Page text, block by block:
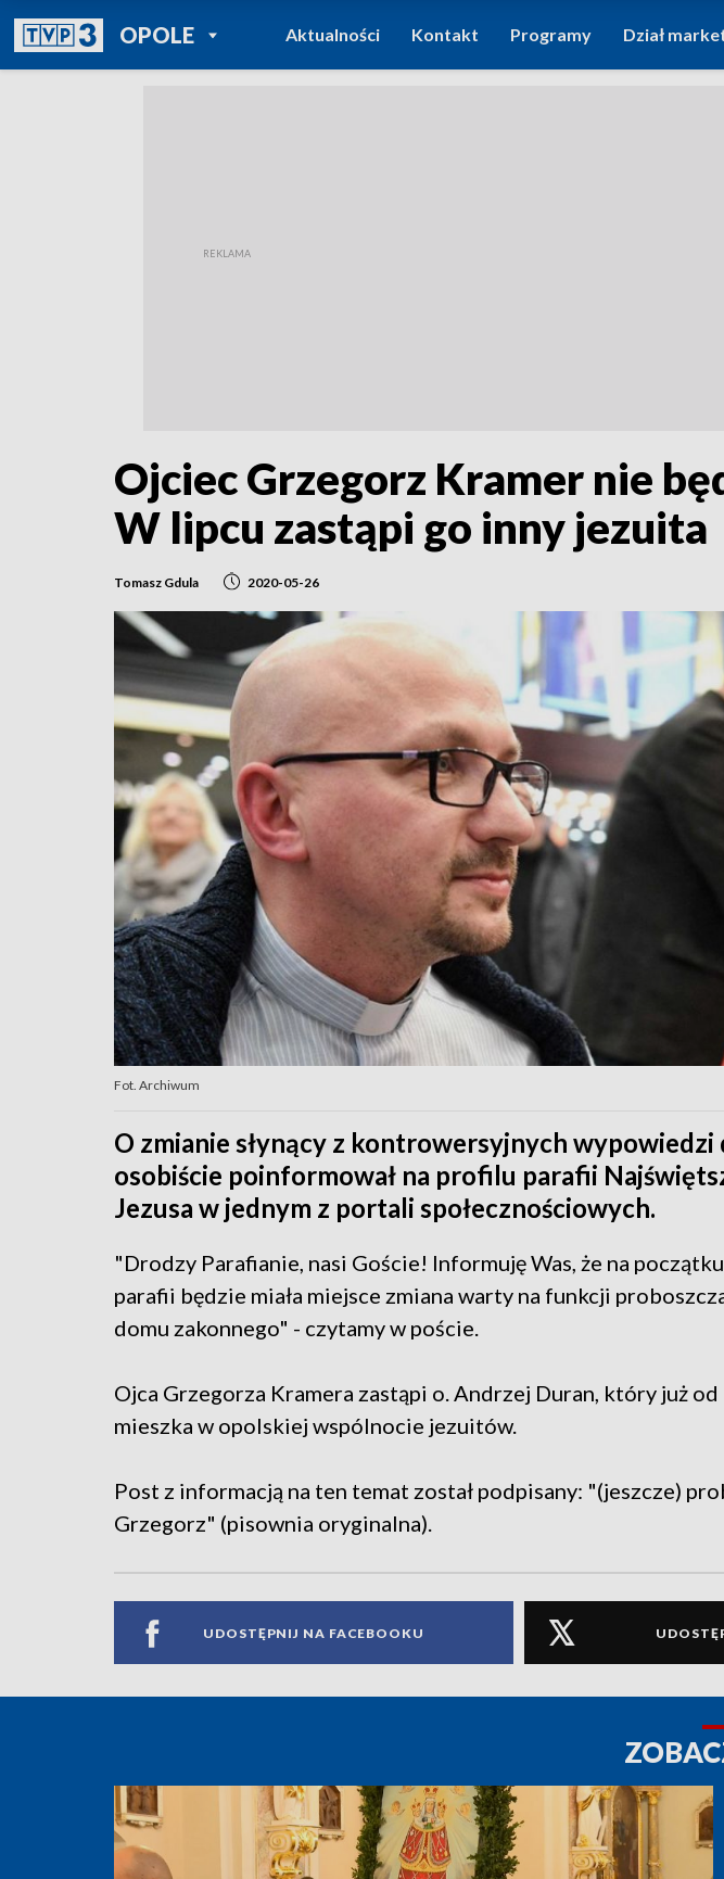
OPOLEPOWRÓT DO
TVP REGIONY
Aktualności Kontakt Programy Dział
Ojciec Grzegorz Kramer nie
W lipcu zastąpi go inny jezuita
Tomasz Gdula 2020-05-26
Fot. Archiwum
O zmianie słynący z kontrowersyjnych
osobiście poinformował na profilu parafii
Jezusa w jednym z portali społecznościowych.
"Drodzy Parafianie, nasi Goście! Informuję Was, że na
parafii będzie miała miejsce zmiana warty na funkcji
domu zakonnego" - czytamy w poście.
Ojca Grzegorza Kramera zastąpi o. Andrzej Duran, który już
mieszka w opolskiej wspólnocie jezuitów.
Post z informacją na ten temat został podpisany: "(jeszcze)
Grzegorz" (pisownia oryginalna).
UDOSTĘPNIJ NA FACEBOOKU